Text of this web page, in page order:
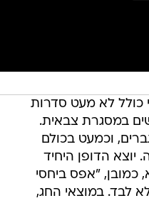
כולל לא מעט סדרות
במסגרת צבאית.
וכמעט בכולם
יוצא הדופן היחיד
כמובן, "אפס ביחסי
לבד. במוצאי החג,